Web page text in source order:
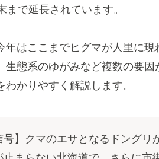
まで延長されています。
年はここまでヒグマが人里に
生態系のゆがみなど複数の要
わかりやすく解説します。
号】クマのエサとなるドング